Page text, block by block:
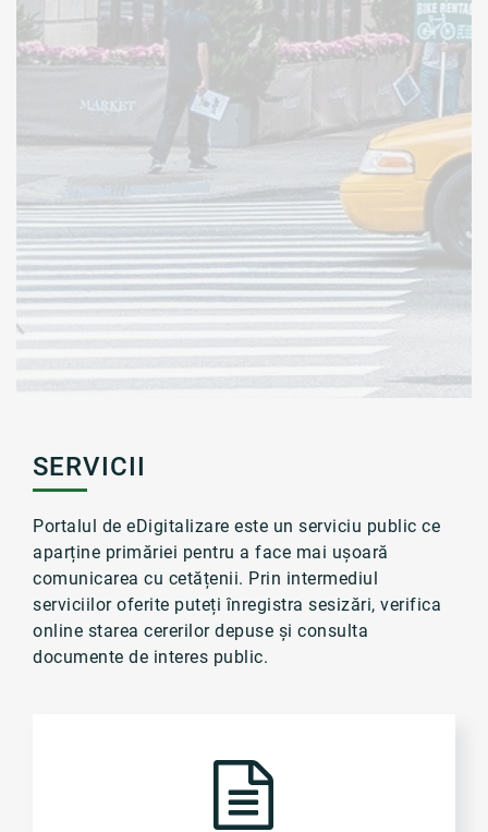
SERVICII
Portalul de eDigitalizare este un serviciu public ce
aparține primăriei pentru a face mai ușoară
comunicarea cu cetățenii. Prin intermediul
serviciilor oferite puteți înregistra sesizări, verifica
online starea cererilor depuse și consulta
documente de interes public.